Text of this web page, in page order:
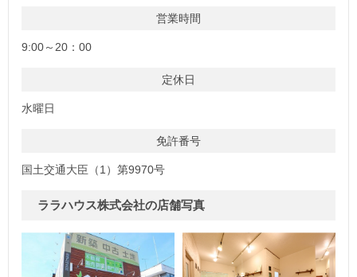
営業時間
9:00～20：00
定休日
水曜日
免許番号
国土交通大臣（1）第9970号
ララハウス株式会社の店舗写真